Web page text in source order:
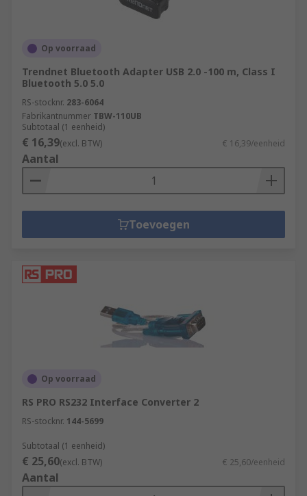
Op voorraad
Trendnet Bluetooth Adapter USB 2.0 -100 m, Class I
Bluetooth 5.0 5.0
RS-stocknr. 283-6064
Fabrikantnummer TBW-110UB
Subtotaal (1 eenheid)
€ 16,39(excl. BTW) € 16,39/eenheid
Aantal
Toevoegen
Op voorraad
RS PRO RS232 Interface Converter 2
RS-stocknr. 144-5699
Subtotaal (1 eenheid)
€ 25,60(excl. BTW) € 25,60/eenheid
Aantal